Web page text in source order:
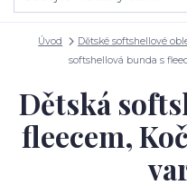
Úvod Dětské softshellové
softshellová bunda s
Dětská
fleecem,